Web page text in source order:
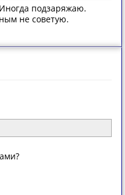
подзаряжаю.
не советую.